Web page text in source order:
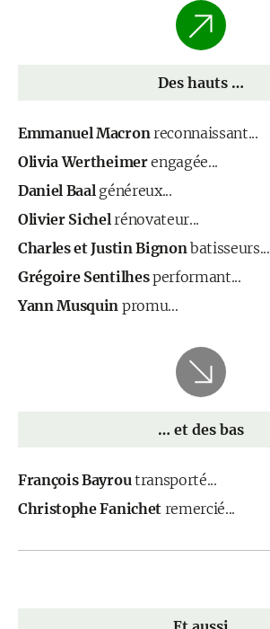
Des hauts …
Emmanuel Macronreconnaissant...
Olivia Wertheimerengagée...
Daniel Baalgénéreux...
Olivier Sichelrénovateur...
Charles et Justin Bignonbatisseurs...
Grégoire Sentilhesperformant...
Yann Musquin promu...
… et des bas
François Bayroutransporté...
Christophe Fanichetremercié...